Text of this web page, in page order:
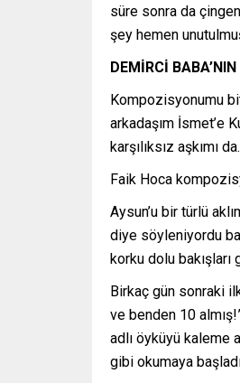
süre sonra da
şey hemen
DEMİRCİ
Kompozisyonumu
arkadaşım İsmet’e
karşılıksız aşkımı da.
Faik Hoca
Aysun’u bir türlü
diye söyleniyordu
korku dolu
Birkaç gün sonraki
ve benden 10
adlı öyküyü kaleme
gibi okumaya